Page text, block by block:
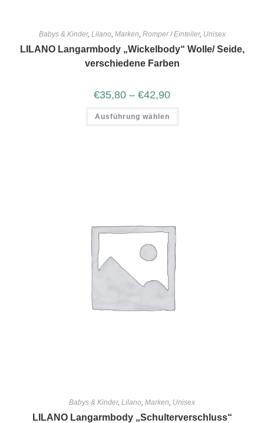
Babys & Kinder, Lilano, Marken Romper / Einteiler, Unisex
LILANO Langarmbody „Wickelbody“ Wolle/ Seide,
verschiedene Farben
€35,80 – €42,90
Ausführung wählen
Babys & Kinder, Lilano Marken Unisex
LILANO Langarmbody „Schulterverschluss“